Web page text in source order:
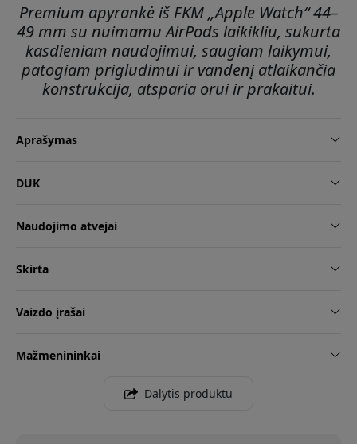
Premium apyrankė iš FKM „Apple Watch“ 44–
49 mm su nuimamu AirPods laikikliu, sukurta
kasdieniam naudojimui, saugiam laikymui,
patogiam prigludimui ir vandenį atlaikančia
konstrukcija, atsparia orui ir prakaitui.
Aprašymas
DUK
Naudojimo atvejai
Skirta
Vaizdo įrašai
Mažmenininkai
Dalytis produktu